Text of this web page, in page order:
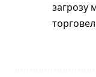
загрозу